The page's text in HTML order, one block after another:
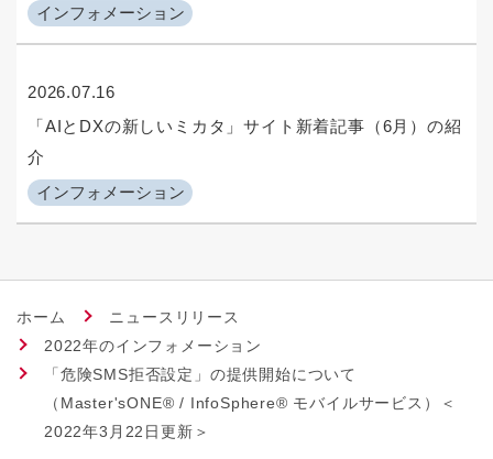
インフォメーション
2026.07.16
インフォメーション
「AIとDXの新しいミカタ」サイト新着記事（6月）の紹
介
ホーム
ニュースリリース
2022年のインフォメーション
「危険SMS拒否設定」の提供開始について
（Master'sONE® / InfoSphere® モバイルサービス）＜
2022年3月22日更新＞